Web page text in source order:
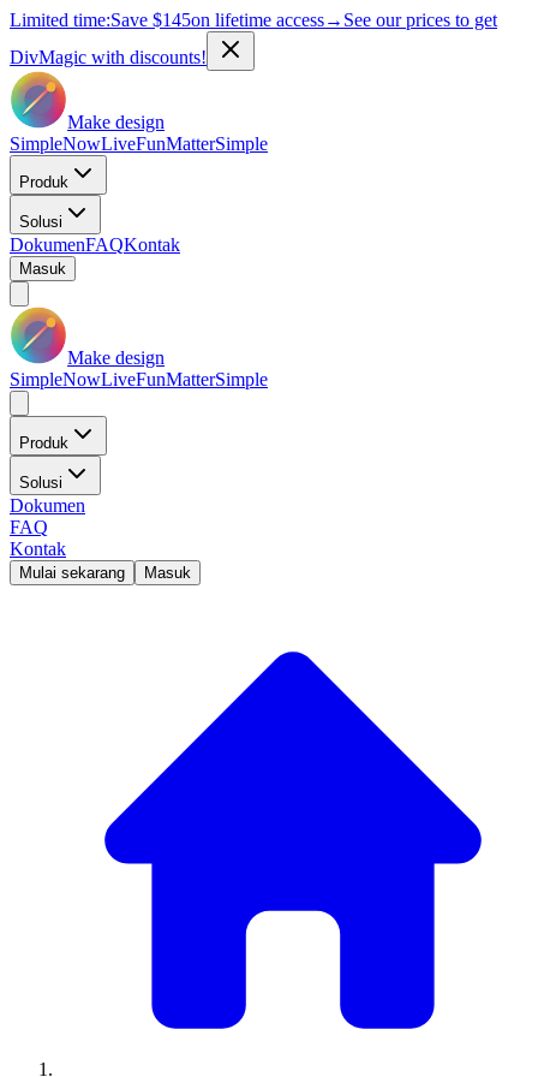
Limited time:Save $145on lifetime access→ See our prices to get
DivMagic with discounts!
Make design
SimpleNowLiveFunMatterSimple
Produk
Solusi
DokumenFAQKontak
Masuk
Make design
SimpleNowLiveFunMatterSimple
Produk
Solusi
Dokumen
FAQ
Kontak
Mulai sekarang Masuk